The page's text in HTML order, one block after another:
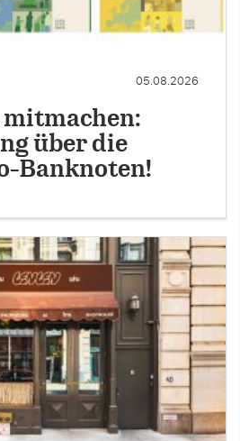
05.08.2026
über die
Banknoten!